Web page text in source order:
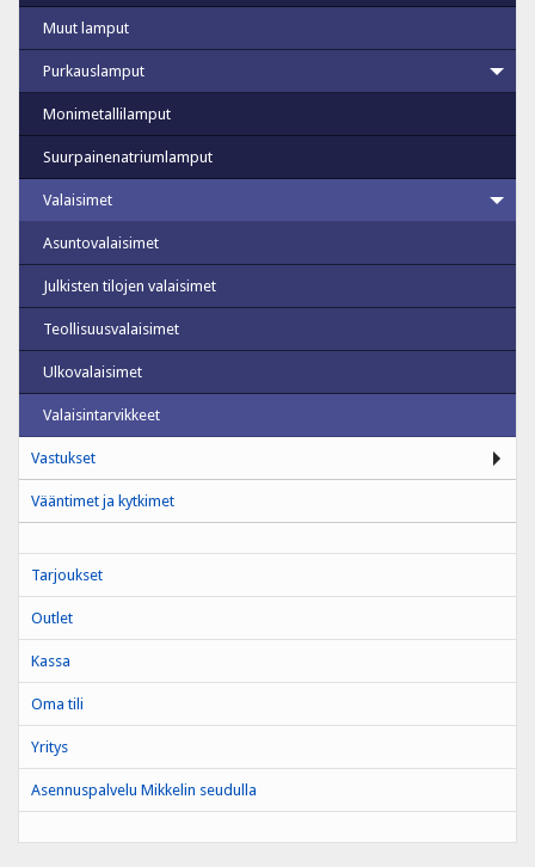
Muut lamput
Purkauslamput
Monimetallilamput
Suurpainenatriumlamput
Valaisimet
Asuntovalaisimet
Julkisten tilojen valaisimet
Teollisuusvalaisimet
Ulkovalaisimet
Valaisintarvikkeet
Vastukset
Vääntimet ja kytkimet
Tarjoukset
Outlet
Kassa
Oma tili
Yritys
Asennuspalvelu Mikkelin seudulla